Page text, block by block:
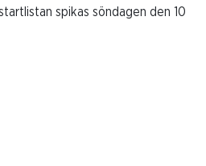
spikas söndagen den 10